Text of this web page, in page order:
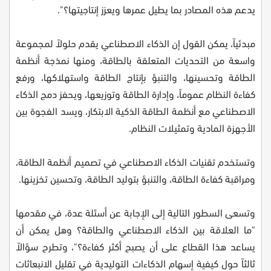
يدعم هذه المصادر بما يطيل عمرها ويعزز إنتاجيتها؟".
مبدئياً، يمكن القول إن الذكاء الاصطناعي يقدم حلولاً لمجموعة
واسعة من التحديات المتعلقة بالطاقة، ومنها نمذجة أنظمة
الطاقة وتحسينها، والتنبؤ بإنتاج الطاقة واستهلاكها، ورفع
كفاءة النظام عموماً، وإدارة الطاقة وتوزيعها، ويحفز دمج الذكاء
الاصطناعي مع أنظمة الطاقة الذكية الابتكار، ويسد الفجوة بين
الأجهزة المادية وتمثيلات النظام.
وتستخدم تقنيات الذكاء الاصطناعي في تصميم أنظمة الطاقة،
ومراقبة كفاءة الطاقة، والتنبؤ بتوليد الطاقة، وتحسين تخزينها.
وتسعى السطور التالية إلى الإجابة عن أسئلة عدة، في مقدمها
"ما العلاقة بين الذكاء الاصطناعي والطاقة؟ وهل يمكن أن
يساعد هذا القطاع على أن يصبح أكثر كفاءة؟"، وتطرح سؤالاً
ثالثاً حول كيفية إسهام الذكاءات التوليدية في تقليل الانبعاثات